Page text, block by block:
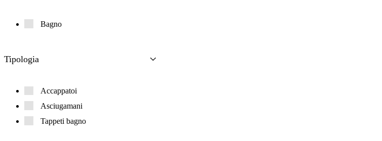
Bagno
Tipologia
Accappatoi
Asciugamani
Tappeti bagno